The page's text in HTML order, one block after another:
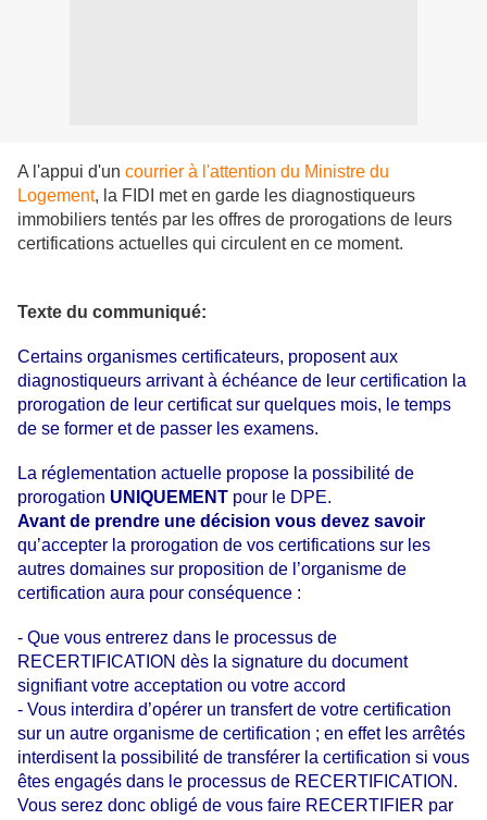
A l'appui d'un courrier à l'attention du Ministre du
Logement, la FIDI met en garde les diagnostiqueurs
immobiliers tentés par les offres de prorogations de leurs
certifications actuelles qui circulent en ce moment.
Texte du communiqué:
Certains organismes certificateurs, proposent aux
diagnostiqueurs arrivant à échéance de leur certification la
prorogation de leur certificat sur quelques mois, le temps
de se former et de passer les examens.
La réglementation actuelle propose la possibilité de
prorogation UNIQUEMENT pour le DPE.
Avant de prendre une décision vous devez savoir
qu’accepter la prorogation de vos certifications sur les
autres domaines sur proposition de l’organisme de
certification aura pour conséquence :
- Que vous entrerez dans le processus de
RECERTIFICATION dès la signature du document
signifiant votre acceptation ou votre accord
- Vous interdira d’opérer un transfert de votre certification
sur un autre organisme de certification ; en effet les arrêtés
interdisent la possibilité de transférer la certification si vous
êtes engagés dans le processus de RECERTIFICATION.
Vous serez donc obligé de vous faire RECERTIFIER par